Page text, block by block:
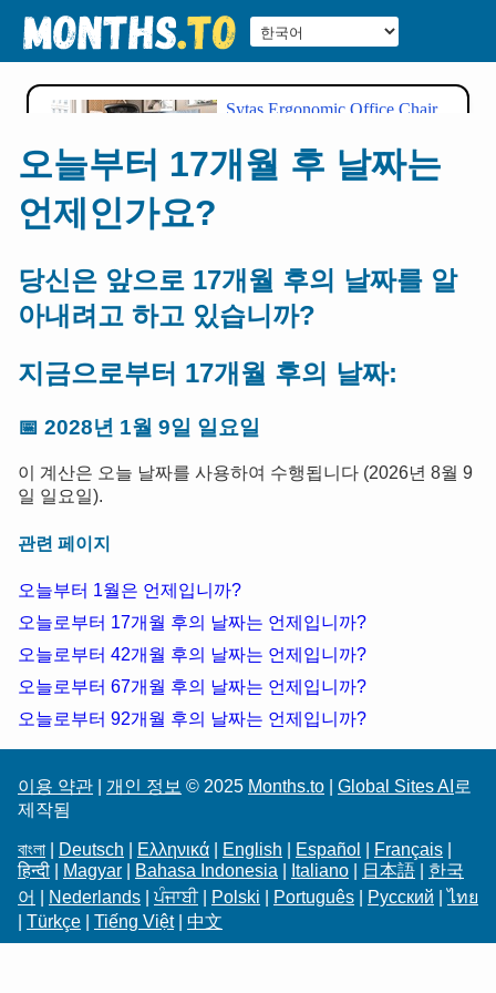
오늘부터 17개월 후 날짜는
언제인가요?
당신은 앞으로 17개월 후의 날짜를 알
아내려고 하고 있습니까?
지금으로부터 17개월 후의 날짜:
📅 2028년 1월 9일 일요일
이 계산은 오늘 날짜를 사용하여 수행됩니다 (2026년 8월 9
일 일요일).
관련 페이지
오늘부터 1월은 언제입니까?
오늘로부터 17개월 후의 날짜는 언제입니까?
오늘로부터 42개월 후의 날짜는 언제입니까?
오늘로부터 67개월 후의 날짜는 언제입니까?
오늘로부터 92개월 후의 날짜는 언제입니까?
이용 약관 개인 정보 © 2025 Months.to Global Sites AI 로
제작됨
বাংলা Deutsch Ελληνικά English Español Français
हिन्दी
Magyar Bahasa Indonesia Italiano 日本語
한국
어
Nederlands |ਪੰਜਾਬੀ| Polski Português Русский |ไทย
Türkçe Tiếng Việt| 中文